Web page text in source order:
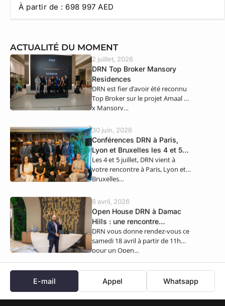
À partir de : 698 997 AED
ACTUALITÉ DU MOMENT
2 juillet, 2026
DRN Top Broker Mansory
Residences
DRN est fier d’avoir été reconnu
Top Broker sur le projet Amaal 8
x Mansory…
30 juin, 2026
Conférences DRN à Paris,
Lyon et Bruxelles les 4 et 5
juillet
Les 4 et 5 juillet, DRN vient à
votre rencontre à Paris, Lyon et
Bruxelles…
6 avril, 2026
Open House DRN à Damac
Hills : une rencontre
exclusive ce samedi 18 avril
DRN vous donne rendez-vous ce
samedi 18 avril à partir de 11h
pour un Open…
E-mail Appel Whatsapp